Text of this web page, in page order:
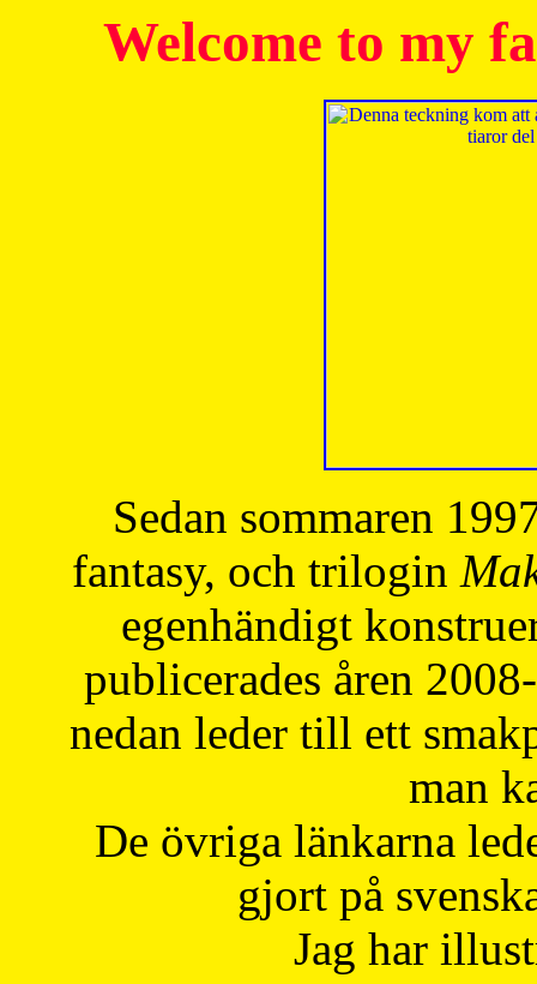
Welcome to my
Sedan sommaren
fantasy, och trilogin
egenhändigt
publicerades åren
nedan leder till ett
man
De övriga länkarna
gjort på
Jag har